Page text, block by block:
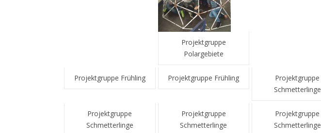
Projektgruppe
Polargebiete
Projektgruppe Frühling Projektgruppe Frühling
Projektgruppe
Schmetterlinge
Projektgruppe
Schmetterlinge
Projektgruppe
Schmetterlinge
Projektgruppe
Schmetterlinge